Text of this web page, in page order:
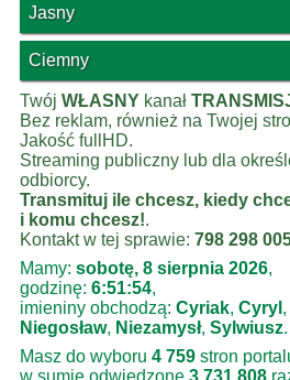
Jasny
Ciemny
Twój WŁASNY kanał
Bez reklam, również na Twojej
Jakość fullHD.
Streaming publiczny lub dla
odbiorcy.
Transmituj ile chcesz, kiedy
i komu chcesz!.
Kontakt w tej sprawie: 798 298
Mamy: sobotę, 8 sierpnia 2026,
godzinę: 6:51:54,
imieniny obchodzą: Cyriak, Cyryl ,
Niegosław, Niezamysł, Sylwiusz.
Masz do wyboru 4 759 stron
w sumie odwiedzone 3 731 808